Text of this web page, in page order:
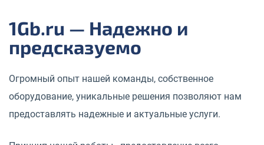
1Gb.ru — Надежно и
предсказуемо
Огромный опыт нашей команды, собственное
оборудование, уникальные решения позволяют нам
предоставлять надежные и актуальные услуги.